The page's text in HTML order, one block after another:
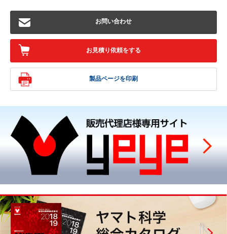
お問い合わせ
お見積り依頼をする
製品ページを印刷